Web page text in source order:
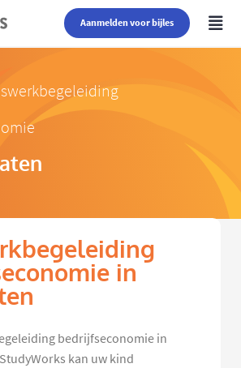
Aanmelden voor bijles
in
bedrijfseconomie in
kan uw kind